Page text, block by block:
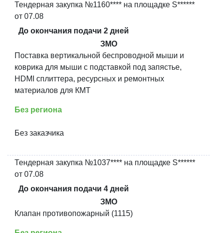
Тендерная закупка №1160**** на площадке S******
от 07.08
До окончания подачи 2 дней
ЗМО
Поставка вертикальной беспроводной мыши и
коврика для мыши с подставкой под запястье,
HDMI сплиттера, ресурсных и ремонтных
материалов для КМТ
Без региона
Без заказчика
Тендерная закупка №1037**** на площадке S******
от 07.08
До окончания подачи 4 дней
ЗМО
Клапан противопожарный (1115)